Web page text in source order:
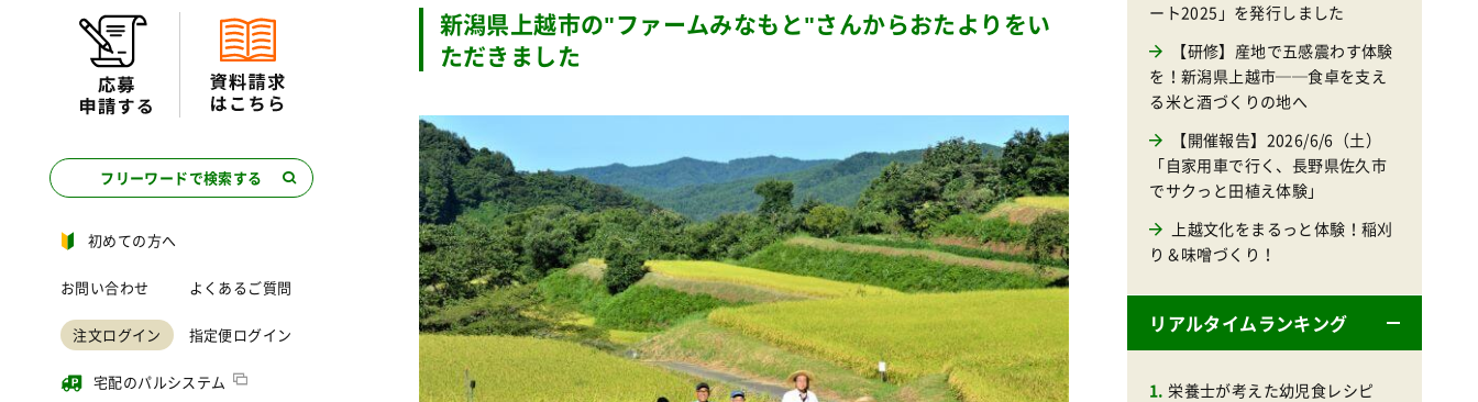
フリーワードで検索する
初めての方へ
お問い合わせ よくあるご質問
注文ログイン 指定便ログイン
宅配のパルシステム
新潟県上越市の"ファームみなもと"さんからおたよりをい
ただきました
ート2025」を発行しました
【研修】産地で五感震わす体験
を！新潟県上越市──食卓を支え
る米と酒づくりの地へ
【開催報告】2026/6/6（土）
「自家用車で行く、長野県佐久市
でサクっと田植え体験」
上越文化をまるっと体験！稲刈
り＆味噌づくり！
リアルタイムランキング
栄養士が考えた幼児食レシピ